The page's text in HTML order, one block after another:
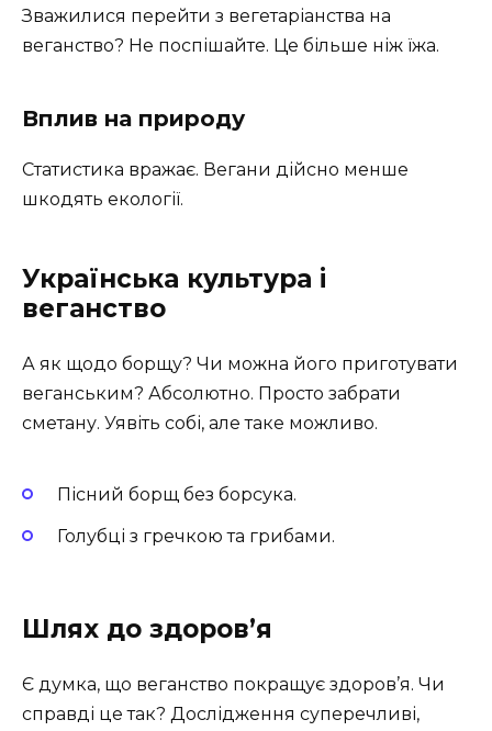
Зважилися перейти з вегетаріанства на
веганство? Не поспішайте. Це більше ніж їжа.
Вплив на природу
Статистика вражає. Вегани дійсно менше
шкодять екології.
Українська культура і
веганство
А як щодо борщу? Чи можна його приготувати
веганським? Абсолютно. Просто забрати
сметану. Уявіть собі, але таке можливо.
Пісний борщ без борсука.
Голубці з гречкою та грибами.
Шлях до здоров’я
Є думка, що веганство покращує здоров’я. Чи
справді це так? Дослідження суперечливі,